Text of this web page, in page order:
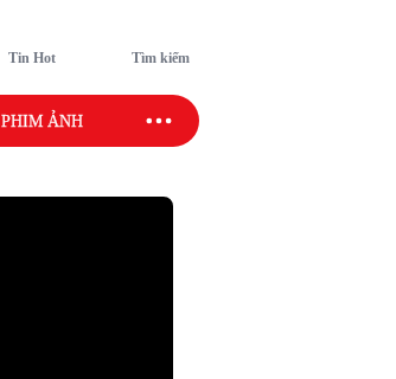
Tin Hot Tìm kiếm
PHIM ẢNH SAO SPORT